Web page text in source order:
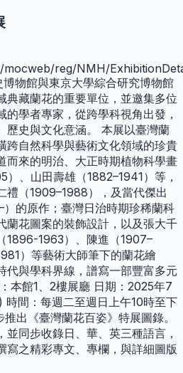
reg/NMH/
物館與東京大學綜合研究博物館
典藏蘭花的重要單位，並邀集多位
學者專家，從跨學科視角出發，
歷史與文化意涵。 本展以臺灣蘭
跨自然科學與藝術文化領域的珍貴
而來的明治、大正時期植物科學畫
、山田壽雄（1882–1941）等，
禮（1909–1988），及當代傑出
的原作；臺灣日治時期珍稀蘭科
蘭花圖案的裝飾設計，以及張大千
1896-1963）、陳進（1907–
）等藝術大師筆下的蘭花繪
代與學科界線，譜寫一部豐富多元
本館1、2樓展廳 日期：2025年7
間：每週二至週日上午10時至下
出《臺灣蘭花百姿》特展圖錄。
同步收錄日、華、英三種語言，
寫之精彩專文、專欄，與詳細圖版